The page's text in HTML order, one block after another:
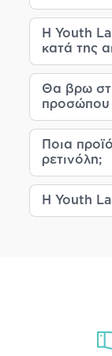
για την υγεία
επαν-
Πώς το
Μέσα απόβιο-
γλώσσα της
αποκαθιστούν
ενεργά
μηχανισμούς
Έτσι,
Σε μια
YOUTH LAB.
Η Youth
κατά της
Θα βρω
προσώπου
Ποια
ρετινόλη;
Η Youth